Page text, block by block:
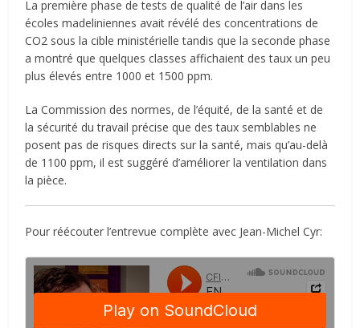
La première phase de tests de qualité de l’air dans les
écoles madeliniennes avait révélé des concentrations de
CO2 sous la cible ministérielle tandis que la seconde phase
a montré que quelques classes affichaient des taux un peu
plus élevés entre 1000 et 1500 ppm.
La Commission des normes, de l’équité, de la santé et de
la sécurité du travail précise que des taux semblables ne
posent pas de risques directs sur la santé, mais qu’au-delà
de 1100 ppm, il est suggéré d’améliorer la ventilation dans
la pièce.
Pour réécouter l’entrevue complète avec Jean-Michel Cyr: